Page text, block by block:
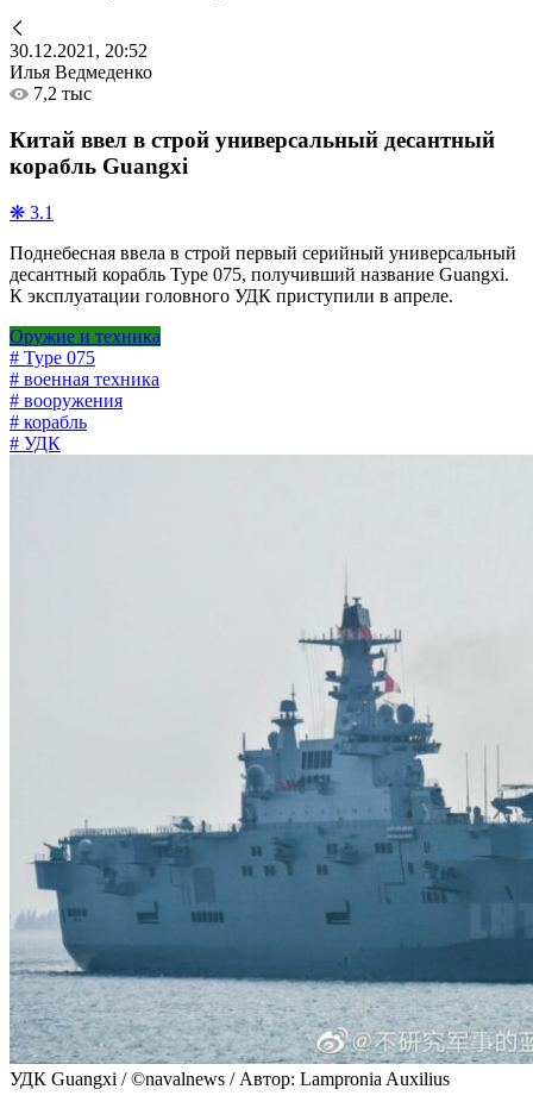
30.12.2021, 20:52
Илья Ведмеденко
7,2 тыс
Китай ввел в строй универсальный десантный
корабль Guangxi
❋ 3.1
Поднебесная ввела в строй первый серийный универсальный
десантный корабль Type 075, получивший название Guangxi.
К эксплуатации головного УДК приступили в апреле.
Оружие и техника
# Type 075
# военная техника
# вооружения
# корабль
# УДК
УДК Guangxi / ©navalnews / Автор: Lampronia Auxilius